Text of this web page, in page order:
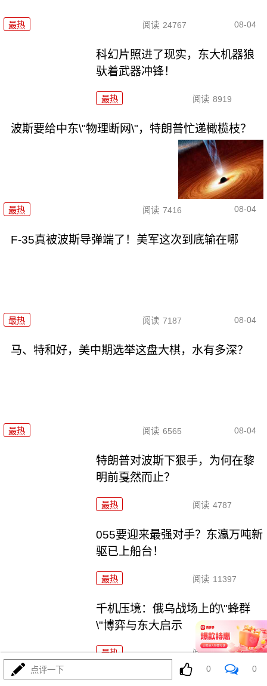
最热 阅读 24767 08-04
科幻片照进了现实，东大机器狼
驮着武器冲锋！
最热 阅读 8919
波斯要给中东\"物理断网\"，特朗普忙递橄榄枝？
最热 阅读 7416 08-04
F-35真被波斯导弹端了！美军这次到底输在哪
最热 阅读 7187 08-04
马、特和好，美中期选举这盘大棋，水有多深？
最热 阅读 6565 08-04
特朗普对波斯下狠手，为何在黎
明前戛然而止？
最热 阅读 4787
055要迎来最强对手？东瀛万吨新
驱已上船台！
最热 阅读 11397
千机压境：俄乌战场上的\"蜂群
\"博弈与东大启示
最热 阅读 8766
算了不打了？特朗普这脚刹车，
点评一下 0 0